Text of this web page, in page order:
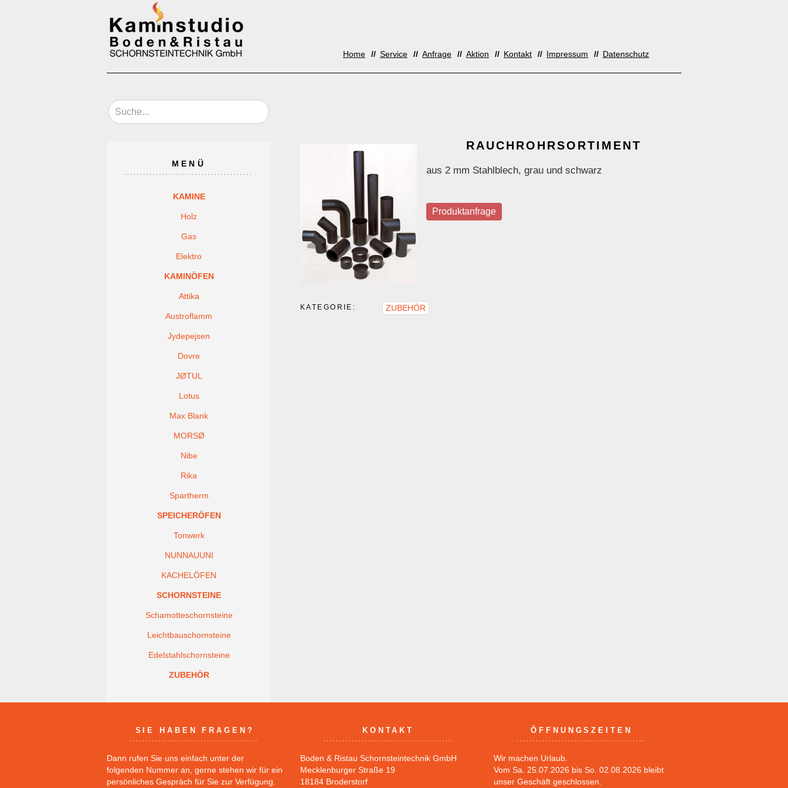
Home Service Anfrage Aktion Kontakt Impressum Datenschutz
RAUCHROHRSORTIMENT
aus 2 mm Stahlblech, grau und schwarz
Produktanfrage
KATEGORIE: ZUBEHÖR
MENÜ
KAMINE
Holz
Gas
Elektro
KAMINÖFEN
Attika
Austroflamm
Jydepejsen
Dovre
JØTUL
Lotus
Max Blank
MORSØ
Nibe
Rika
Spartherm
SPEICHERÖFEN
Tonwerk
NUNNAUUNI
KACHELÖFEN
SCHORNSTEINE
Schamotteschornsteine
Leichtbauschornsteine
Edelstahlschornsteine
ZUBEHÖR
SIE HABEN FRAGEN?
Dann rufen Sie uns einfach unter der
folgenden Nummer an, gerne stehen wir für ein
persönliches Gespräch für Sie zur Verfügung.
KONTAKT
Boden & Ristau Schornsteintechnik GmbH
Mecklenburger Straße 19
18184 Broderstorf
ÖFFNUNGSZEITEN
Wir machen Urlaub.
Vom Sa. 25.07.2026 bis So. 02.08.2026 bleibt
unser Geschäft geschlossen.